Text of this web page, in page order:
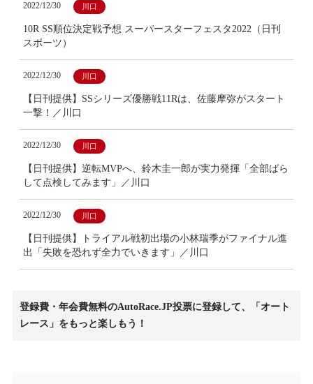
2022/12/30 川口
10R SS順位決定戦予想 スーパースターフェスタ2022（日刊
スポーツ）
2022/12/30 川口
【日刊提供】SSシリーズ優勝戦11Rは、佐藤摩弥がスタート
一撃！／川口
2022/12/30 川口
【日刊提供】逆転MVPへ、鈴木圭一郎が実力発揮「全部ばら
して点検してみます」／川口
2022/12/30 川口
【日刊提供】トライアル戦初出場の小林瑞季がファイナル進
出「失敗を恐れず全力でいきます」／川口
登録費・年会費無料のAutoRace.JP投票に登録して、「オート
レース」をもっと楽しもう！